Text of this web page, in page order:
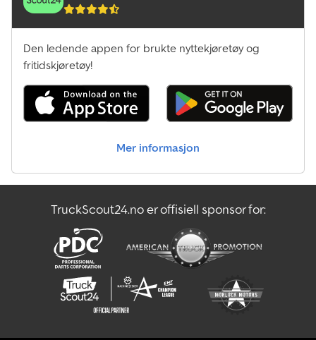
Den ledende appen for brukte nyttekjøretøy og
fritidskjøretøy!
Mer informasjon
TruckScout24.no er offisiell sponsor for: